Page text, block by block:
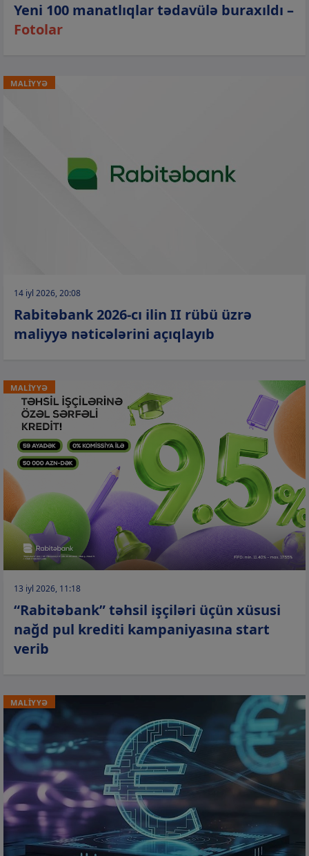
Yeni 100 manatlıqlar tədavülə buraxıldı –
Fotolar
MALİYYƏ
14 iyl 2026, 20:08
Rabitəbank 2026-cı ilin II rübü üzrə
maliyyə nəticələrini açıqlayıb
MALİYYƏ
13 iyl 2026, 11:18
“Rabitəbank” təhsil işçiləri üçün xüsusi
nağd pul krediti kampaniyasına start
verib
MALİYYƏ